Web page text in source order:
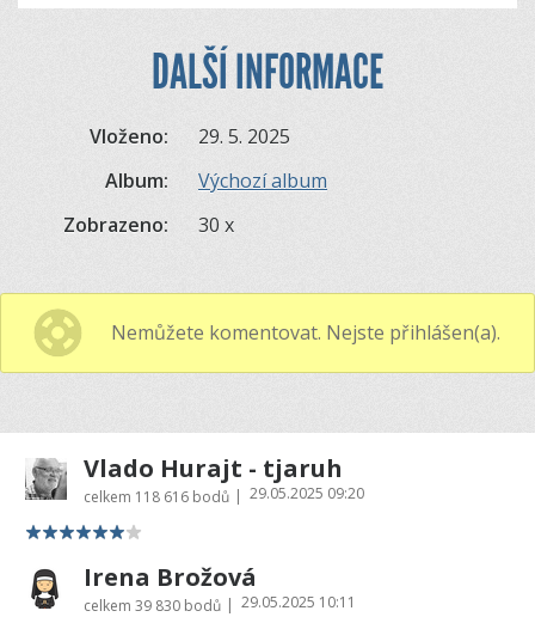
DALŠÍ INFORMACE
Vloženo:
29. 5. 2025
Album:
Výchozí album
Zobrazeno:
30 x
Nemůžete komentovat. Nejste přihlášen(a).
Vlado Hurajt - tjaruh
celkem 118 616 bodů | 29.05.2025 09:20
Irena Brožová
celkem 39 830 bodů | 29.05.2025 10:11